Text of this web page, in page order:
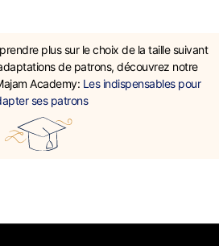
plus sur le choix de la taille suivant
de patrons, découvrez notre
Academy: Les indispensables pour
ses patrons